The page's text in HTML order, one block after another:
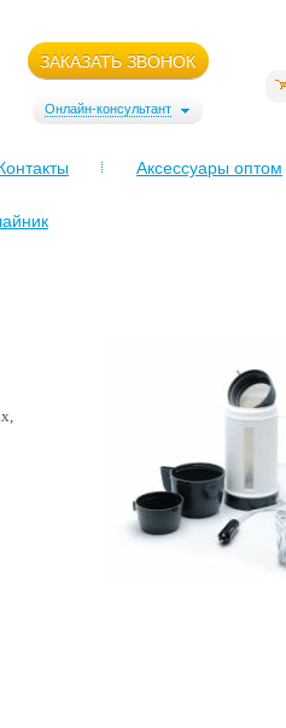
ЗАКАЗАТЬ ЗВОНОК
Онлайн-консультант
Аксессуары оптом